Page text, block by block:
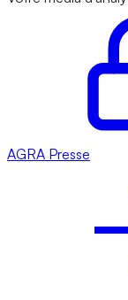
AGRA Presse